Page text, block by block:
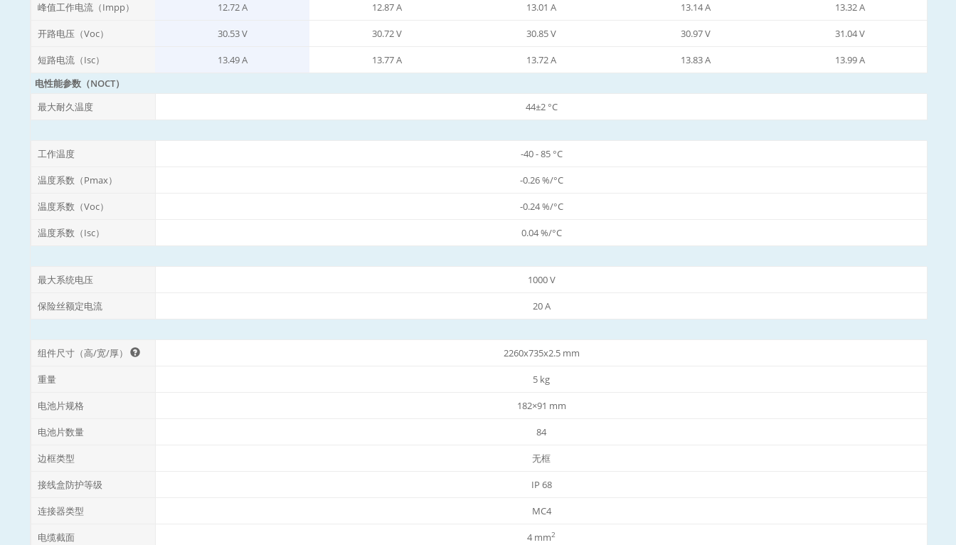
峰值工作电流（Impp） 12.72 A 12.87 A 13.01 A 13.14 A 13.32 A
开路电压（Voc） 30.53 V 30.72 V 30.85 V 30.97 V 31.04 V
短路电流（Isc） 13.49 A 13.77 A 13.72 A 13.83 A
13.99 A
电性能参数（NOCT）
最大耐久温度
44±2 °C
工作温度 -40 - 85 °C
温度系数（Pmax） -0.26 %/°C
温度系数（Voc） -0.24 %/°C
温度系数（Isc） 0.04 %/°C
最大系统电压 1000 V
保险丝额定电流 20 A
组件尺寸（高/宽/厚） 2260x735x2.5 mm
重量 5 kg
电池片规格 182×91 mm
电池片数量 84
边框类型 无框
接线盒防护等级 IP 68
连接器类型 MC4
电缆截面 4 mm2